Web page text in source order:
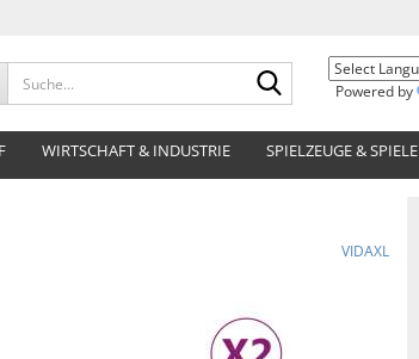
Suche...
Powered by
WIRTSCHAFT & INDUSTRIE SPIELZEUGE & SPIELE
VIDAXL